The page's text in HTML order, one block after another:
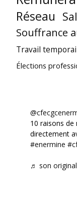
Réseau
Souffrance
Travail
Élections
10 raisons de
directement
#enermine
♬ son original